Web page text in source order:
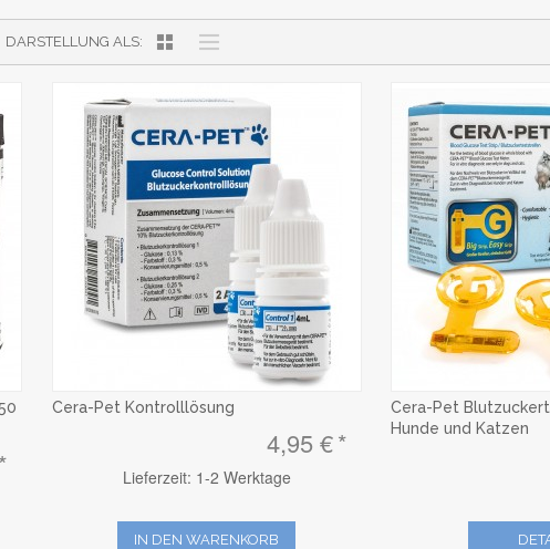
DARSTELLUNG ALS
Cera-Pet Kontrolllösung
4,95 €
Lieferzeit: 1-2 Werktage
IN DEN WARENKORB
Cera-Pet
Hunde und Katzen